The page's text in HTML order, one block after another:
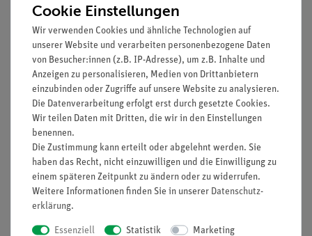
Nach oben
Informationen
Unternehmen
Projekte und Lösungen
Presse
Stellenangebote
Kontakt
Service
Übersicht Service
Beratung & Showroom
Inventarisierungs- &
Inbetriebnahme & Schulungen
Cookie Einstellungen
Wir verwenden Cookies und ähnliche Technologien auf
unserer Website und verarbeiten personenbezogene Daten
von Besucher:innen (z.B. IP-Adresse), um z.B. Inhalte und
Anzeigen zu personalisieren, Medien von Drittanbietern
einzubinden oder Zugriffe auf unsere Website zu analysieren.
Die Datenverarbeitung erfolgt erst durch gesetzte Cookies.
Wir teilen Daten mit Dritten, die wir in den Einstellungen
benennen.
Die Zustimmung kann erteilt oder abgelehnt werden. Sie
haben das Recht, nicht einzuwilligen und die Einwilligung zu
einem späteren Zeitpunkt zu ändern oder zu widerrufen.
Weitere Informationen finden Sie in unserer Daten­schutz­
erklärung.
Essenziell Statistik Marketing